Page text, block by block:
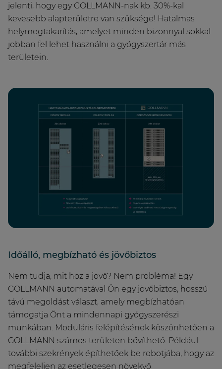
jelenti, hogy egy GOLLMANN-nak kb. 30%-kal
kevesebb alapterületre van szüksége! Hatalmas
helymegtakarítás, amelyet minden bizonnyal sokkal
jobban fel lehet használni a gyógyszertár más
területein.
Időálló, megbízható és jövőbiztos
Nem tudja, mit hoz a jövő? Nem probléma! Egy
GOLLMANN automatával Ön egy jövőbiztos, hosszú
távú megoldást választ, amely megbízhatóan
támogatja Önt a mindennapi gyógyszerészi
munkában. Moduláris felépítésének köszönhetően a
GOLLMANN számos területen bővíthető. Például
további szekrények építhetőek be robotjába, hogy az
megfeleljen az esetlegesen növekvő